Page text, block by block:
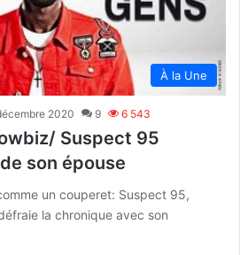
À la Une
2020 9 6 543
Suspect 95
son épouse
un couperet: Suspect 95,
la chronique avec son